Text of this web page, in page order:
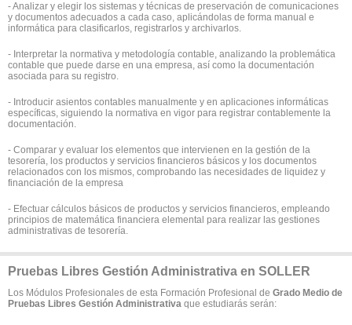
- Analizar y elegir los sistemas y técnicas de preservación de comunicaciones
y documentos adecuados a cada caso, aplicándolas de forma manual e
informática para clasificarlos, registrarlos y archivarlos.
- Interpretar la normativa y metodología contable, analizando la problemática
contable que puede darse en una empresa, así como la documentación
asociada para su registro.
- Introducir asientos contables manualmente y en aplicaciones informáticas
específicas, siguiendo la normativa en vigor para registrar contablemente la
documentación.
- Comparar y evaluar los elementos que intervienen en la gestión de la
tesorería, los productos y servicios financieros básicos y los documentos
relacionados con los mismos, comprobando las necesidades de liquidez y
financiación de la empresa
- Efectuar cálculos básicos de productos y servicios financieros, empleando
principios de matemática financiera elemental para realizar las gestiones
administrativas de tesorería.
Pruebas Libres Gestión Administrativa en SOLLER
Los Módulos Profesionales de esta Formación Profesional de Grado Medio de
Pruebas Libres Gestión Administrativa que estudiarás serán: